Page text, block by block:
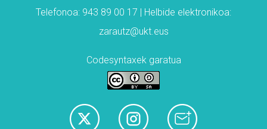
Telefonoa: 943 89 00 17 | Helbide elektronikoa:
zarautz@ukt.eus
Codesyntaxek garatua